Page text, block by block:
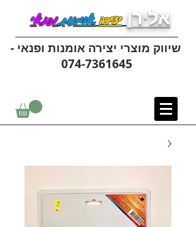
אלירן יצירהאומנותופנאי
שיווק מוצרי יצירה אומנות ופנאי -
074-7361645